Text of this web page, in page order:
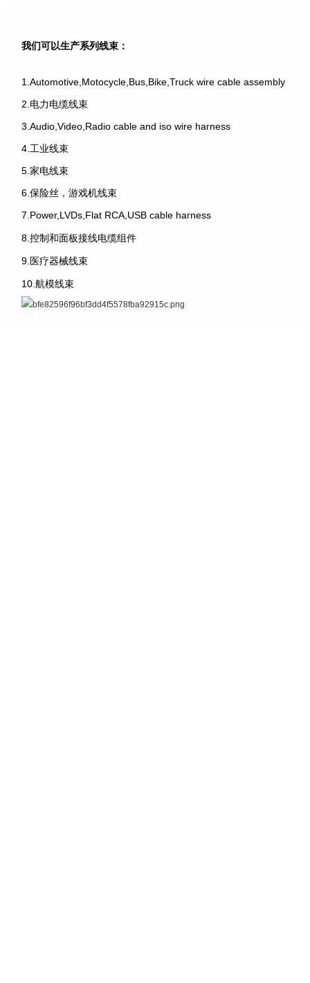
我们可以生产系列线束：
1.Automotive,Motocycle,Bus,Bike,Truck wire cable assembly
2.电力电缆线束
3.Audio,Video,Radio cable and iso wire harness
4.工业线束
5.家电线束
6.保险丝，游戏机线束
7.Power,LVDs,Flat RCA,USB cable harness
8.控制和面板接线电缆组件
9.医疗器械线束
10.航模线束